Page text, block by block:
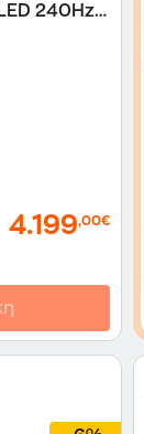
240Hz
2TB
4.199,00€